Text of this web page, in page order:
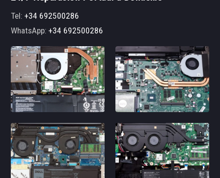
Tel:+34 692500286
WhatsApp:+34 692500286